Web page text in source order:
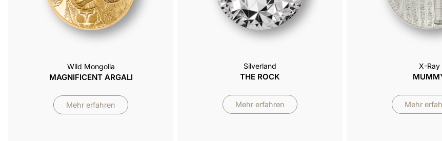
Wild Mongolia
MAGNIFICENT ARGALI
Mehr erfahren
Silverland
THE ROCK
Mehr erfahren
X-Ray
Mehr